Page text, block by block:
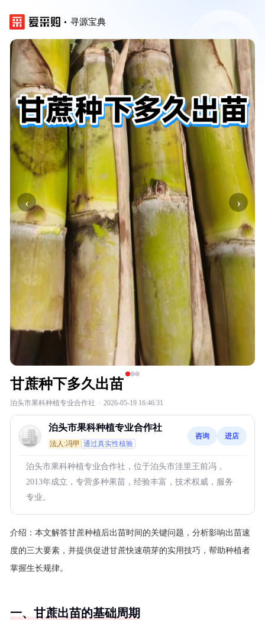
寻源宝典
‹ ›
甘蔗种下多久出苗
泊头市果科种植专业合作社 · 2026-05-19 16:46:31
泊头市果科种植专业合作社
法人:冯甲 通过真实性核验
咨询 进店
泊头市果科种植专业合作社，位于泊头市洼里王前冯，
2013年成立，专营多种果苗，经验丰富，技术权威，服务
专业。
介绍： 本文解答甘蔗种植后出苗时间的关键问题，分析影响出苗速
度的三大要素，并提供促进甘蔗快速萌芽的实用技巧，帮助种植者
掌握生长规律。
一、甘蔗出苗的基础周期